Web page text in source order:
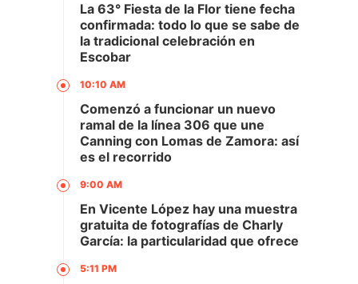
La 63° Fiesta de la Flor tiene fecha
confirmada: todo lo que se sabe de
la tradicional celebración en
Escobar
10:10 AM
Comenzó a funcionar un nuevo
ramal de la línea 306 que une
Canning con Lomas de Zamora: así
es el recorrido
9:00 AM
En Vicente López hay una muestra
gratuita de fotografías de Charly
García: la particularidad que ofrece
5:11 PM